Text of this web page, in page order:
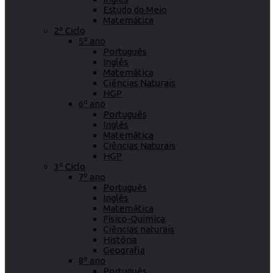
Estudo do Meio
Matemática
2º Ciclo
5º ano
Português
Inglês
Matemática
Ciências Naturais
HGP
6º ano
Português
Inglês
Matemática
Ciências Naturais
HGP
3º Ciclo
7º ano
Português
Inglês
Matemática
Físico-Química
Ciências naturais
História
Geografia
8º ano